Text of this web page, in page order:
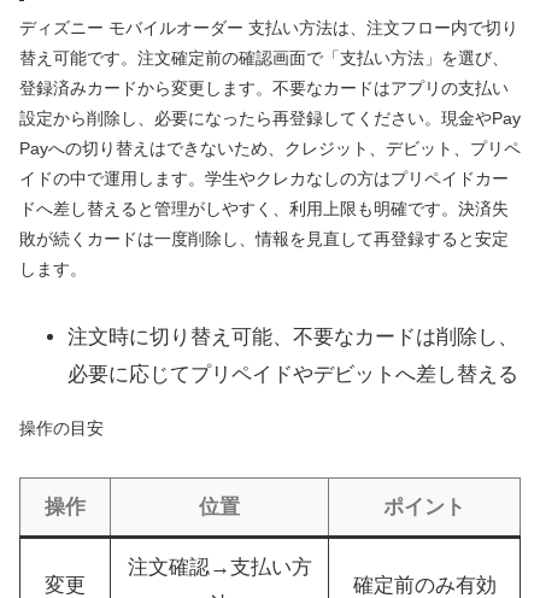
ディズニー モバイルオーダー 支払い方法は、注文フロー内で切り
替え可能です。注文確定前の確認画面で「支払い方法」を選び、
登録済みカードから変更します。不要なカードはアプリの支払い
設定から削除し、必要になったら再登録してください。現金やPay
Payへの切り替えはできないため、クレジット、デビット、プリペ
イドの中で運用します。学生やクレカなしの方はプリペイドカー
ドへ差し替えると管理がしやすく、利用上限も明確です。決済失
敗が続くカードは一度削除し、情報を見直して再登録すると安定
します。
注文時に切り替え可能、不要なカードは削除し、
必要に応じてプリペイドやデビットへ差し替える
操作の目安
操作 位置 ポイント
変更
注文確認→支払い方
確定前のみ有効